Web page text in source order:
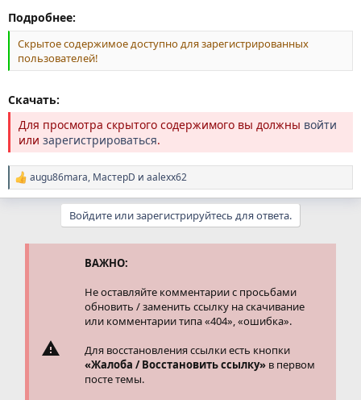
Подробнее:
Скрытое содержимое доступно для зарегистрированных
пользователей!
Скачать:
Для просмотра скрытого содержимого вы должны войти
или зарегистрироваться.
Р
е
augu86mara, МастерD и aalexx62
Войдите или зарегистрируйтесь для ответа.
ВАЖНО:
Не оставляйте комментарии с просьбами
обновить / заменить ссылку на скачивание
или комментарии типа «404», «ошибка».
Для восстановления ссылки есть кнопки
«Жалоба / Восстановить ссылку» в первом
посте темы.